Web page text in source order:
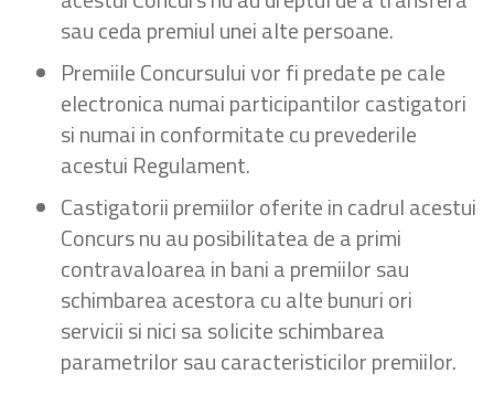
sau ceda premiul unei alte persoane.
Premiile Concursului vor fi predate pe cale
electronica numai participantilor castigatori
si numai in conformitate cu prevederile
acestui Regulament.
Castigatorii premiilor oferite in cadrul acestui
Concurs nu au posibilitatea de a primi
contravaloarea in bani a premiilor sau
schimbarea acestora cu alte bunuri ori
servicii si nici sa solicite schimbarea
parametrilor sau caracteristicilor premiilor.